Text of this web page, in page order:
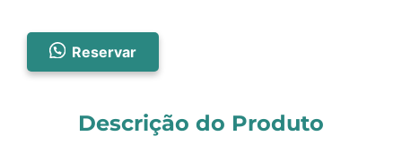
Reservar
Descrição do Produto